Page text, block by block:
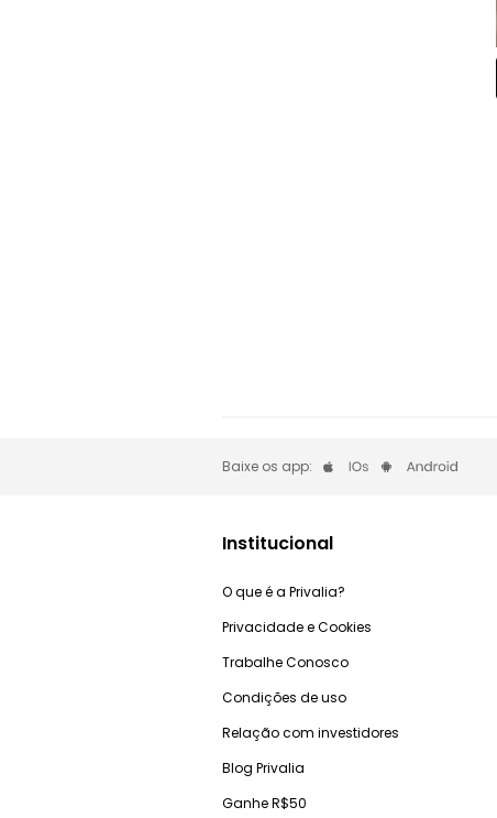
Baixe os app:
Institucional
O que é a Privalia?
Privacidade e Cookies
Trabalhe Conosco
Condições de uso
Relação com investidores
Blog Privalia
Ganhe R$50